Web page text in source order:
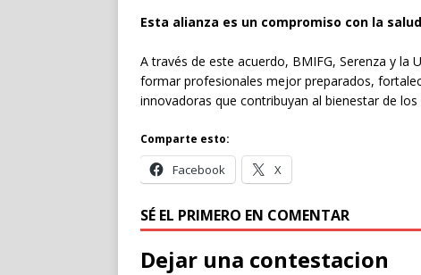
Esta alianza es un compromiso con la
A través de este acuerdo, BMIFG, Serenza y la
formar profesionales mejor preparados,
innovadoras que contribuyan al bienestar de
Comparte esto:
Facebook X
SÉ EL PRIMERO EN COMENTAR
Dejar una contestacion